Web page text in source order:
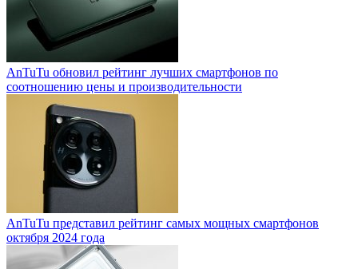
AnTuTu обновил рейтинг лучших смартфонов по
соотношению цены и производительности
AnTuTu представил рейтинг самых мощных смартфонов
октября 2024 года